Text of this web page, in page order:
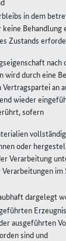
in dem
Behandlung
Zustands
wird durch eine
an
wieder
sofern
oder
Verarbeitung
dargelegt
ausgeführten
sind und